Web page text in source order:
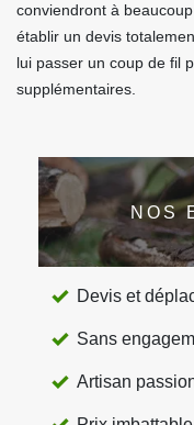
conviendront à
établir un devis
lui passer un coup de fil
supplémentaires.
NOS
Devis et
Sans
Artisan